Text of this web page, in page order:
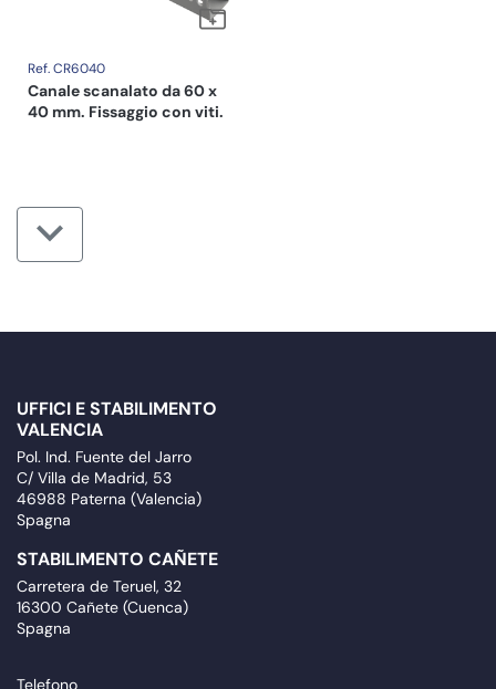
Ref. CR6040
Canale scanalato da 60 x
40 mm. Fissaggio con viti.
UFFICI E STABILIMENTO
VALENCIA
Pol. Ind. Fuente del Jarro
C/ Villa de Madrid, 53
46988 Paterna (Valencia)
Spagna
STABILIMENTO CAÑETE
Carretera de Teruel, 32
16300 Cañete (Cuenca)
Spagna
Telefono